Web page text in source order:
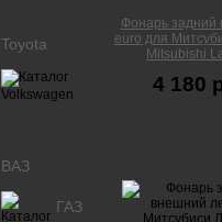
Фонарь задний
euro для
Mitsubishi
4 180
Toyota
ВАЗ
ГАЗ